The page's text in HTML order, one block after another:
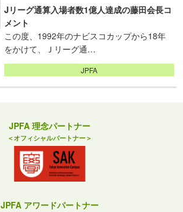
Jリーグ通算入場者数1億人達成の藤田会長コ
メント
この度、1992年のナビスコカップから18年
をかけて、Ｊリーグ通…
JPFA
JPFA 理念パートナー
＜オフィシャルパートナー＞
JPFA アワードパートナー